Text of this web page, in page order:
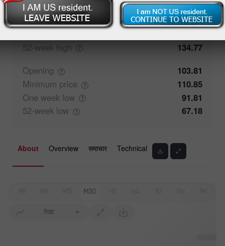
Closing
104.18
Maximumprice
113.75
52-week high
134.77
Opening
103.81
Minimum price
110.85
One week low
91.81
52-week low 67.18
About Overview समाचार Technical
M30
रेखा